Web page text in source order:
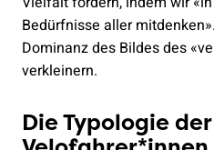
Bedürfnisse aller
Dominanz des Bildes des
verkleinern.
Die Typologie der